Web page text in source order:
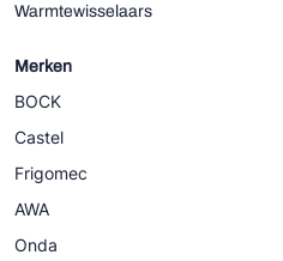
Warmtewisselaars
Merken
BOCK
Castel
Frigomec
AWA
Onda